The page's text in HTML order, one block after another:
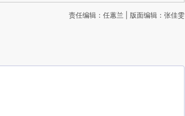
责任编辑：任蕙兰 | 版面编辑：张佳雯